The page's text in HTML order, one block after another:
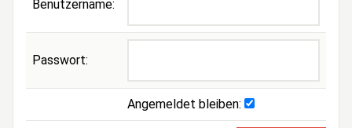
Benutzername:
Passwort:
Angemeldet bleiben: